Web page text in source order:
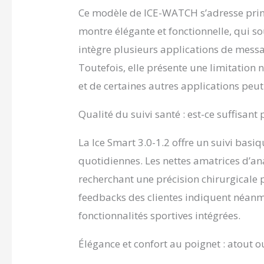
de
sports
en
de 3 à
en
large et
trouver
vous
Ce modèle de ICE-WATCH s’adresse
montre élégante et fonctionnelle, qui
intègre plusieurs applications de
Toutefois, elle présente une limitation
et de certaines autres applications
Qualité du suivi santé : est-ce suffisant
La Ice Smart 3.0-1.2 offre un suivi
quotidiennes. Les nettes amatrices
recherchant une précision chirurgicale
feedbacks des clientes indiquent
fonctionnalités sportives intégrées.
Élégance et confort au poignet : atout